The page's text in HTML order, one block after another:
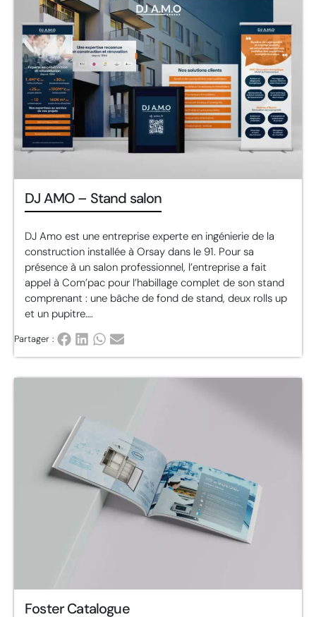
DJ AMO – Stand salon
DJ Amo est une entreprise experte en ingénierie de la
construction installée à Orsay dans le 91. Pour sa
présence à un salon professionnel, l’entreprise a fait
appel à Com’pac pour l’habillage complet de son stand
comprenant : une bâche de fond de stand, deux rolls up
et un pupitre….
Partager :
Foster Catalogue